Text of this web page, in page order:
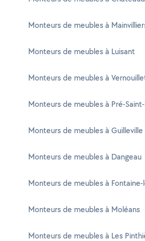
Monteurs de meubles à
Monteurs de meubles à Luisant
Monteurs de meubles à
Monteurs de meubles à Pré-
Monteurs de meubles à Guilleville
Monteurs de meubles à Dangeau
Monteurs de meubles à
Monteurs de meubles à Moléans
Monteurs de meubles à Les